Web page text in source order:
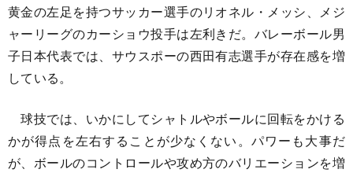
黄金の左足を持つサッカー選手のリオネル・メッシ、メジ
ャーリーグのカーショウ投手は左利きだ。バレーボール男
子日本代表では、サウスポーの西田有志選手が存在感を増
している。
球技では、いかにしてシャトルやボールに回転をかける
かが得点を左右することが少なくない。パワーも大事だ
が、ボールのコントロールや攻め方のバリエーションを増